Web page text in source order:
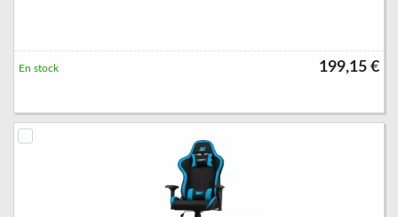
199,15 €
En stock